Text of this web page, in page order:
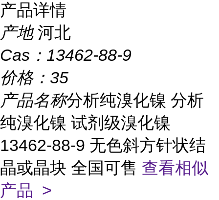
产品详情
产地 河北
Cas： 13462-88-9
价格： 35
产品名称分析纯溴化镍 分析
纯溴化镍 试剂级溴化镍
13462-88-9 无色斜方针状结
晶或晶块 全国可售 查看相似
产品 >